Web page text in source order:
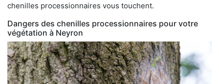
chenilles processionnaires vous touchent.
Dangers des chenilles processionnaires pour votre
végétation à Neyron